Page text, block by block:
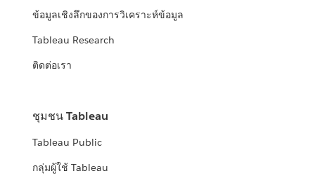
ข้อมูลเชิงลึกของการวิเคราะห์ข้อมูล
Tableau Research
ติดต่อเรา
ชุมชน Tableau
Tableau Public
กลุ่มผู้ใช้ Tableau